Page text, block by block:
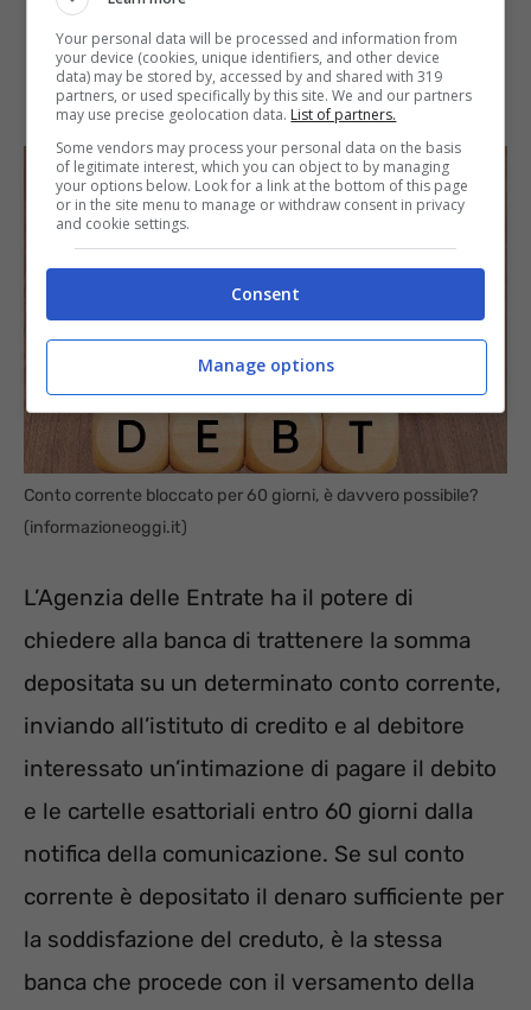
Conto corrente bloccato per 60 giorni, è davvero possibile?
(informazioneoggi.it)
L’Agenzia delle Entrate ha il potere di
chiedere alla banca di trattenere la somma
depositata su un determinato conto corrente,
inviando all’istituto di credito e al debitore
interessato un’intimazione di pagare il debito
e le cartelle esattoriali entro 60 giorni dalla
notifica della comunicazione. Se sul conto
corrente è depositato il denaro sufficiente per
la soddisfazione del creduto, è la stessa
banca che procede con il versamento della
Your personal data will be processed and information from
your device (cookies, unique identifiers, and other device
data) may be stored by, accessed by and shared with 319
partners, or used specifically by this site. We and our partners
may use precise geolocation data. List of partners.
Some vendors may process your personal data on the basis
of legitimate interest, which you can object to by managing
your options below. Look for a link at the bottom of this page
or in the site menu to manage or withdraw consent in privacy
and cookie settings.
Consent
Manage options